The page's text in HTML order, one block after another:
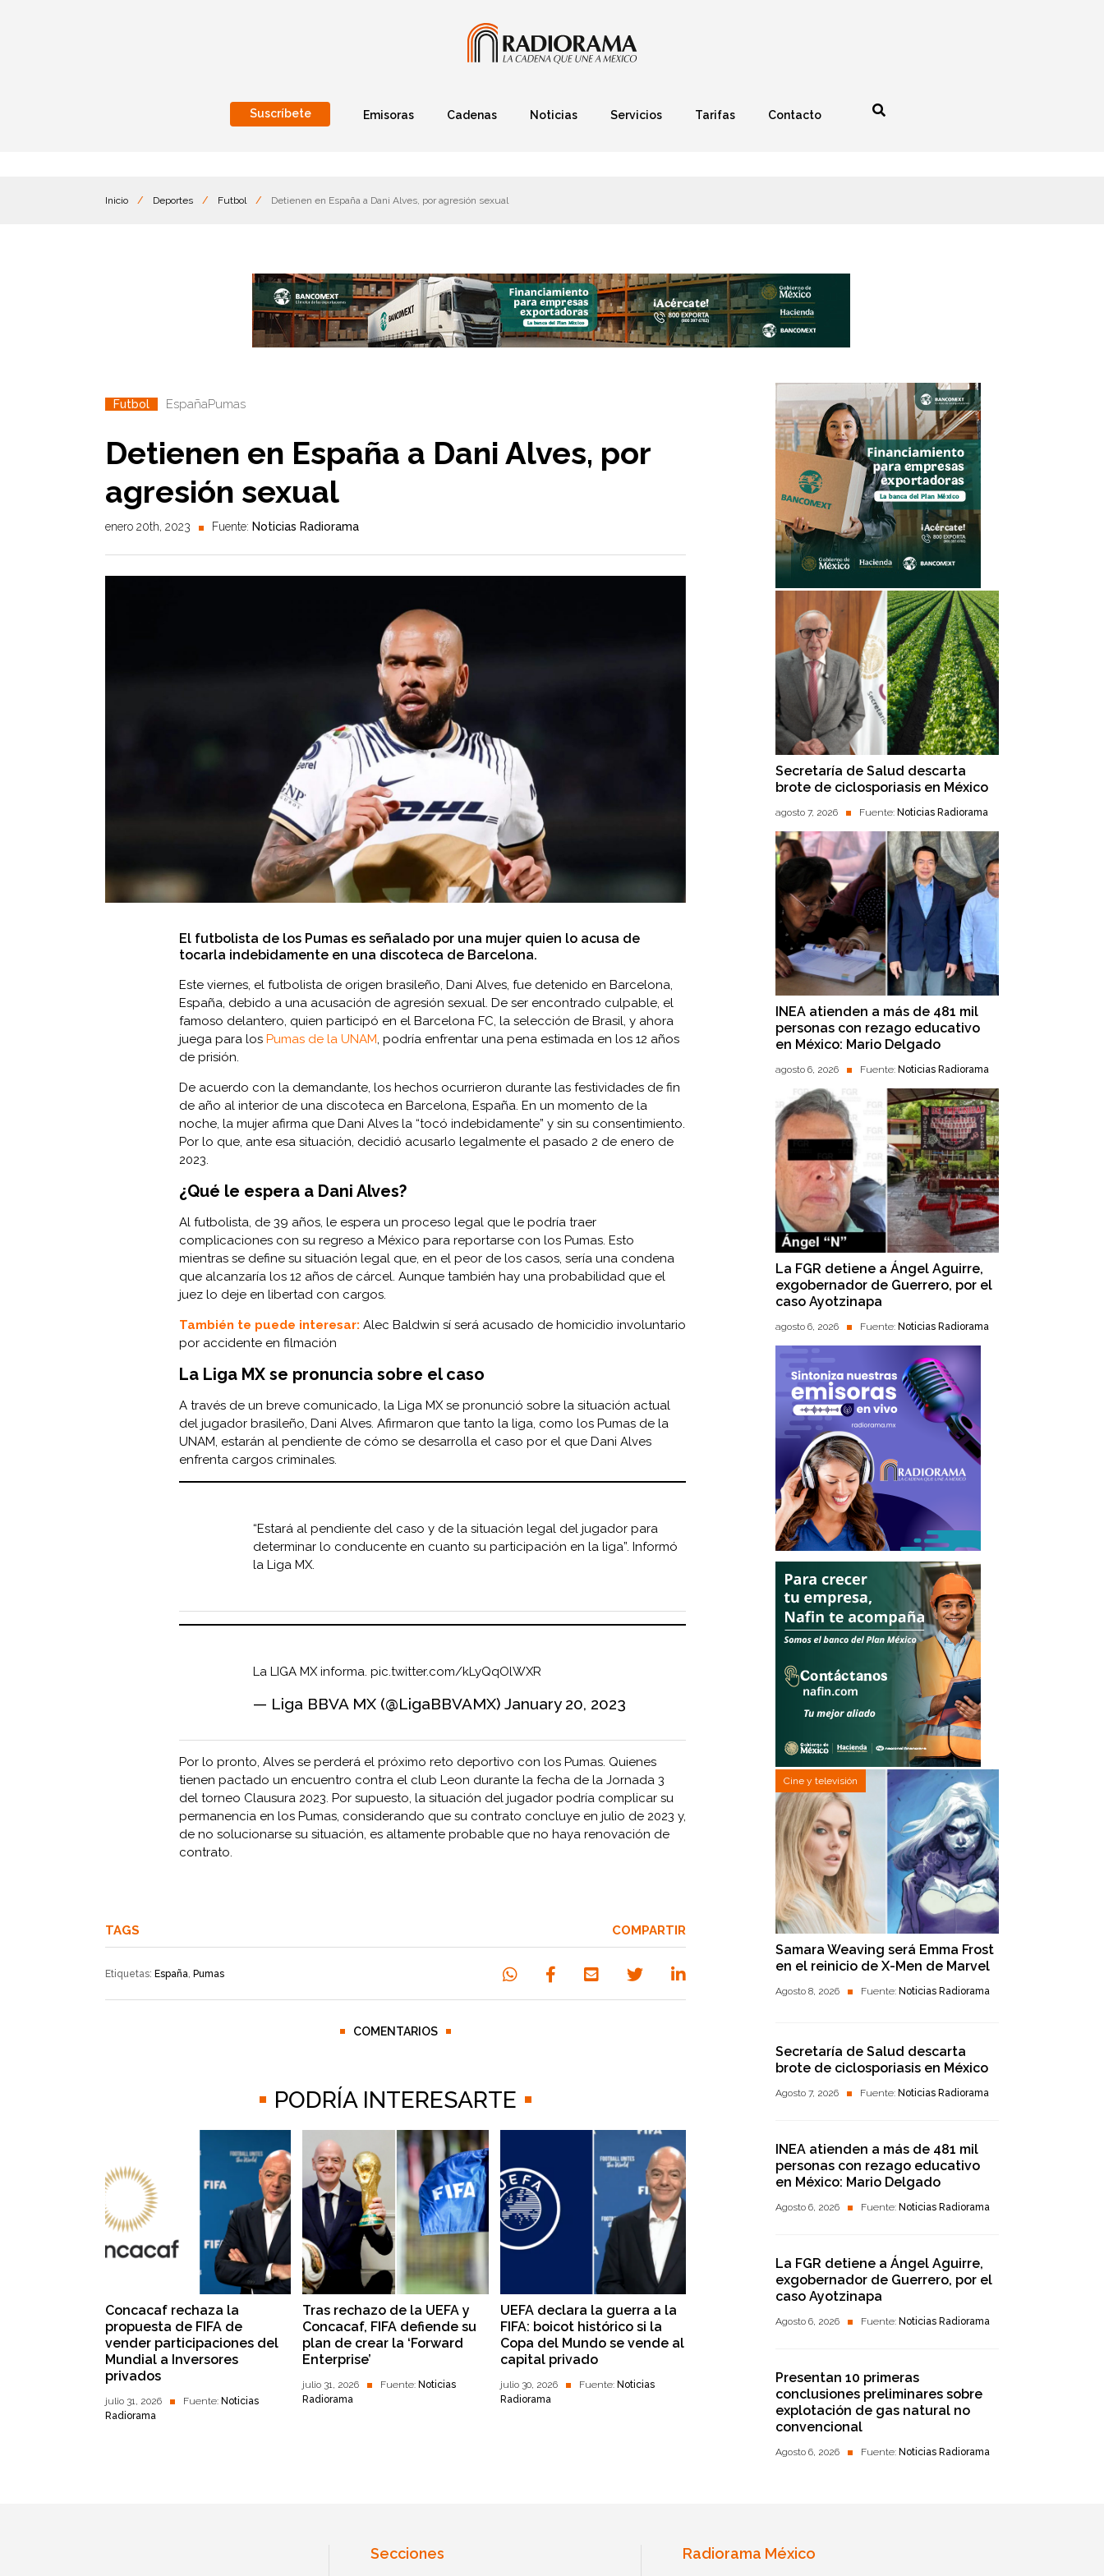
Suscríbete Emisoras Cadenas Noticias Servicios Tarifas Contacto
Inicio / Deportes / Futbol / Detienen en España a Dani Alves, por agresión sexual
Futbol EspañaPumas
Detienen en España a Dani Alves, por
agresión sexual
enero 20th, 2023 Fuente: Noticias Radiorama
El futbolista de los Pumas es señalado por una mujer quien lo acusa de
tocarla indebidamente en una discoteca de Barcelona.
Este viernes, el futbolista de origen brasileño, Dani Alves, fue detenido en Barcelona,
España, debido a una acusación de agresión sexual. De ser encontrado culpable, el
famoso delantero, quien participó en el Barcelona FC, la selección de Brasil, y ahora
juega para los Pumas de la UNAM, podría enfrentar una pena estimada en los 12 años
de prisión.
De acuerdo con la demandante, los hechos ocurrieron durante las festividades de fin
de año al interior de una discoteca en Barcelona, España. En un momento de la
noche, la mujer afirma que Dani Alves la “tocó indebidamente” y sin su consentimiento.
Por lo que, ante esa situación, decidió acusarlo legalmente el pasado 2 de enero de
2023.
¿Qué le espera a Dani Alves?
Al futbolista, de 39 años, le espera un proceso legal que le podría traer
complicaciones con su regreso a México para reportarse con los Pumas. Esto
mientras se define su situación legal que, en el peor de los casos, sería una condena
que alcanzaría los 12 años de cárcel. Aunque también hay una probabilidad que el
juez lo deje en libertad con cargos.
También te puede interesar: Alec Baldwin sí será acusado de homicidio involuntario
por accidente en filmación
La Liga MX se pronuncia sobre el caso
A través de un breve comunicado, la Liga MX se pronunció sobre la situación actual
del jugador brasileño, Dani Alves. Afirmaron que tanto la liga, como los Pumas de la
UNAM, estarán al pendiente de cómo se desarrolla el caso por el que Dani Alves
enfrenta cargos criminales.
“Estará al pendiente del caso y de la situación legal del jugador para
determinar lo conducente en cuanto su participación en la liga”. Informó
la Liga MX.
La LIGA MX informa. pic.twitter.com/kLyQqOlWXR
— Liga BBVA MX (@LigaBBVAMX) January 20, 2023
Por lo pronto, Alves se perderá el próximo reto deportivo con los Pumas. Quienes
tienen pactado un encuentro contra el club Leon durante la fecha de la Jornada 3
del torneo Clausura 2023. Por supuesto, la situación del jugador podría complicar su
permanencia en los Pumas, considerando que su contrato concluye en julio de 2023 y,
de no solucionarse su situación, es altamente probable que no haya renovación de
contrato.
TAGS
Etiquetas: España Pumas
COMPARTIR
COMENTARIOS
PODRÍA INTERESARTE
Concacaf rechaza la
propuesta de FIFA de
vender participaciones del
Mundial a Inversores
privados
julio 31, 2026 Fuente: Noticias
Radiorama
Tras rechazo de la UEFA y
Concacaf, FIFA defiende su
plan de crear la ‘Forward
Enterprise’
julio 31, 2026 Fuente:Noticias
Radiorama
UEFA declara la guerra a la
FIFA: boicot histórico si la
Copa del Mundo se vende al
capital privado
julio 30, 2026 Fuente: Noticias
Radiorama
Secretaría de Salud descarta
brote de ciclosporiasis en México
agosto 7, 2026 Fuente: Noticias Radiorama
INEA atienden a más de 481 mil
personas con rezago educativo
en México: Mario Delgado
agosto 6, 2026 Fuente: Noticias Radiorama
La FGR detiene a Ángel Aguirre,
exgobernador de Guerrero, por el
caso Ayotzinapa
agosto 6, 2026 Fuente: Noticias Radiorama
Cine y televisión
Samara Weaving será Emma Frost
en el reinicio de X-Men de Marvel
Agosto 8, 2026 Fuente: Noticias Radiorama
Secretaría de Salud descarta
brote de ciclosporiasis en México
Agosto 7, 2026 Fuente: Noticias Radiorama
INEA atienden a más de 481 mil
personas con rezago educativo
en México: Mario Delgado
Agosto 6, 2026 Fuente: Noticias Radiorama
La FGR detiene a Ángel Aguirre,
exgobernador de Guerrero, por el
caso Ayotzinapa
Agosto 6, 2026 Fuente: Noticias Radiorama
Presentan 10 primeras
conclusiones preliminares sobre
explotación de gas natural no
convencional
Agosto 6, 2026 Fuente: Noticias Radiorama
Secciones Radiorama México